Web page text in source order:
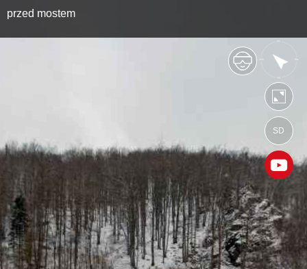
https://sztolnie.wkraj.pl
Mapa serwisu
przed mostem
SD